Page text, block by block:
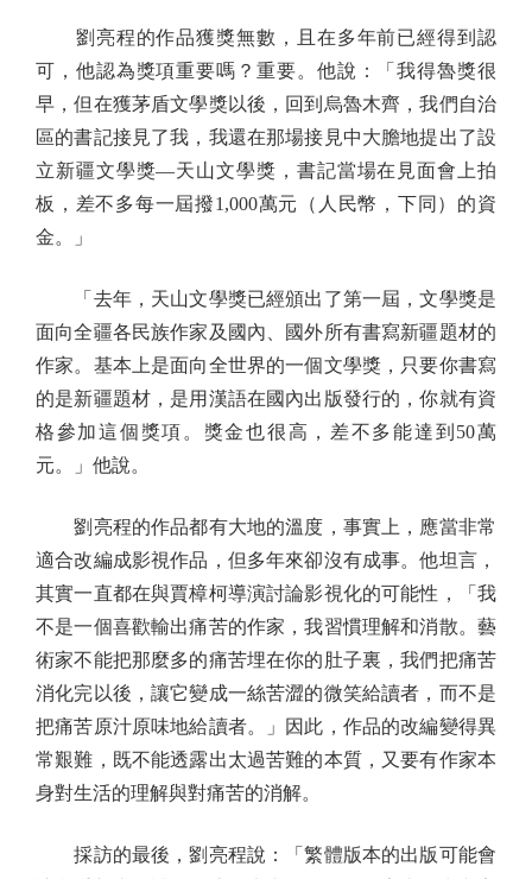
劉亮程的作品獲獎無數，且在多年前已經得到認
可，他認為獎項重要嗎？重要。他說：「我得魯獎很
早，但在獲茅盾文學獎以後，回到烏魯木齊，我們自治
區的書記接見了我，我還在那場接見中大膽地提出了設
立新疆文學獎—天山文學獎，書記當場在見面會上拍
板，差不多每一屆撥1,000萬元（人民幣，下同）的資
金。」
「去年，天山文學獎已經頒出了第一屆，文學獎是
面向全疆各民族作家及國內、國外所有書寫新疆題材的
作家。基本上是面向全世界的一個文學獎，只要你書寫
的是新疆題材，是用漢語在國內出版發行的，你就有資
格參加這個獎項。獎金也很高，差不多能達到50萬
元。」他說。
劉亮程的作品都有大地的溫度，事實上，應當非常
適合改編成影視作品，但多年來卻沒有成事。他坦言，
其實一直都在與賈樟柯導演討論影視化的可能性，「我
不是一個喜歡輸出痛苦的作家，我習慣理解和消散。藝
術家不能把那麼多的痛苦埋在你的肚子裏，我們把痛苦
消化完以後，讓它變成一絲苦澀的微笑給讀者，而不是
把痛苦原汁原味地給讀者。」因此，作品的改編變得異
常艱難，既不能透露出太過苦難的本質，又要有作家本
身對生活的理解與對痛苦的消解。
採訪的最後，劉亮程說：「繁體版本的出版可能會